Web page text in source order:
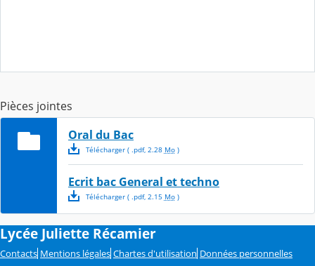
Pièces jointes
Oral du Bac
Télécharger( .pdf, 2.28 Mo)
Ecrit bac General et techno
Télécharger( .pdf, 2.15 Mo)
Lycée Juliette Récamier
Contacts Mentions légales Chartes d'utilisation Données personnelles